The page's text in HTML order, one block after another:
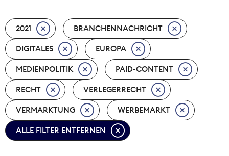
Nachhaltigkeit
Nachwuchs
Nova Award
Pressefreiheit
Print
2021 BRANCHENNACHRICHT
DIGITALES EUROPA
MEDIENPOLITIK PAID-CONTENT
RECHT VERLEGERRECHT
VERMARKTUNG WERBEMARKT
ALLE FILTER ENTFERNEN